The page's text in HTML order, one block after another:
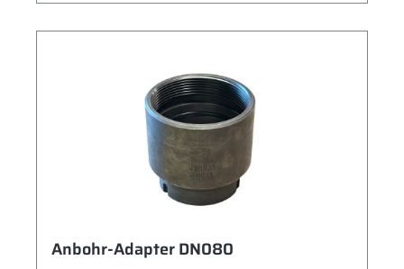
Anbohr-Adapter DN080